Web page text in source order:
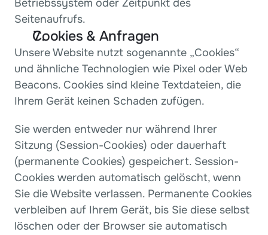
Betriebssystem oder Zeitpunkt des
Seitenaufrufs.
Cookies & Anfragen
Unsere Website nutzt sogenannte „Cookies“
und ähnliche Technologien wie Pixel oder Web
Beacons. Cookies sind kleine Textdateien, die
Ihrem Gerät keinen Schaden zufügen.
Sie werden entweder nur während Ihrer
Sitzung (Session-Cookies) oder dauerhaft
(permanente Cookies) gespeichert. Session-
Cookies werden automatisch gelöscht, wenn
Sie die Website verlassen. Permanente Cookies
verbleiben auf Ihrem Gerät, bis Sie diese selbst
löschen oder der Browser sie automatisch